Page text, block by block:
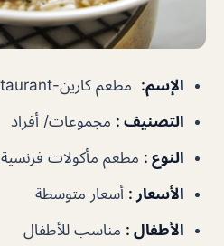
الإسم: مطعم كارين-Carine Restaurant
التصنيف : مجموعات/ أفراد
النوع : مطعم مأكولات فرنسية
الأسعار : أسعار متوسطة
الأطفال : مناسب للأطفال